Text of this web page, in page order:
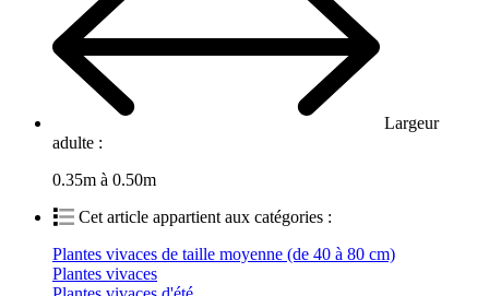
Largeur
adulte :
0.35m à 0.50m
Cet article appartient aux catégories :
Plantes vivaces de taille moyenne (de 40 à 80 cm)
Plantes vivaces